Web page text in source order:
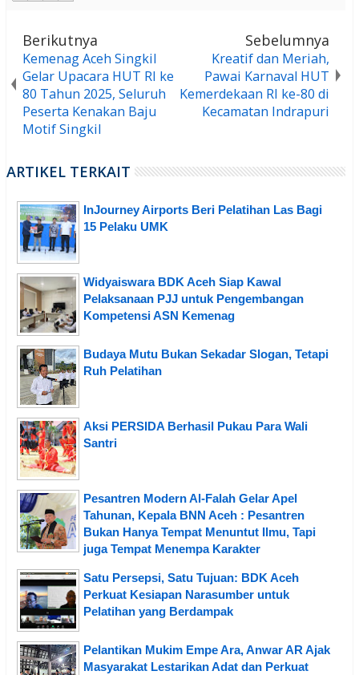
Berikutnya
Kemenag Aceh Singkil
Gelar Upacara HUT RI ke
80 Tahun 2025, Seluruh
Peserta Kenakan Baju
Motif Singkil
Sebelumnya
Kreatif dan Meriah,
Pawai Karnaval HUT
Kemerdekaan RI ke-80 di
Kecamatan Indrapuri
ARTIKEL TERKAIT
InJourney Airports Beri Pelatihan Las Bagi
15 Pelaku UMK
Widyaiswara BDK Aceh Siap Kawal
Pelaksanaan PJJ untuk Pengembangan
Kompetensi ASN Kemenag
Budaya Mutu Bukan Sekadar Slogan, Tetapi
Ruh Pelatihan
Aksi PERSIDA Berhasil Pukau Para Wali
Santri
Pesantren Modern Al-Falah Gelar Apel
Tahunan, Kepala BNN Aceh : Pesantren
Bukan Hanya Tempat Menuntut Ilmu, Tapi
juga Tempat Menempa Karakter
Satu Persepsi, Satu Tujuan: BDK Aceh
Perkuat Kesiapan Narasumber untuk
Pelatihan yang Berdampak
Pelantikan Mukim Empe Ara, Anwar AR Ajak
Masyarakat Lestarikan Adat dan Perkuat